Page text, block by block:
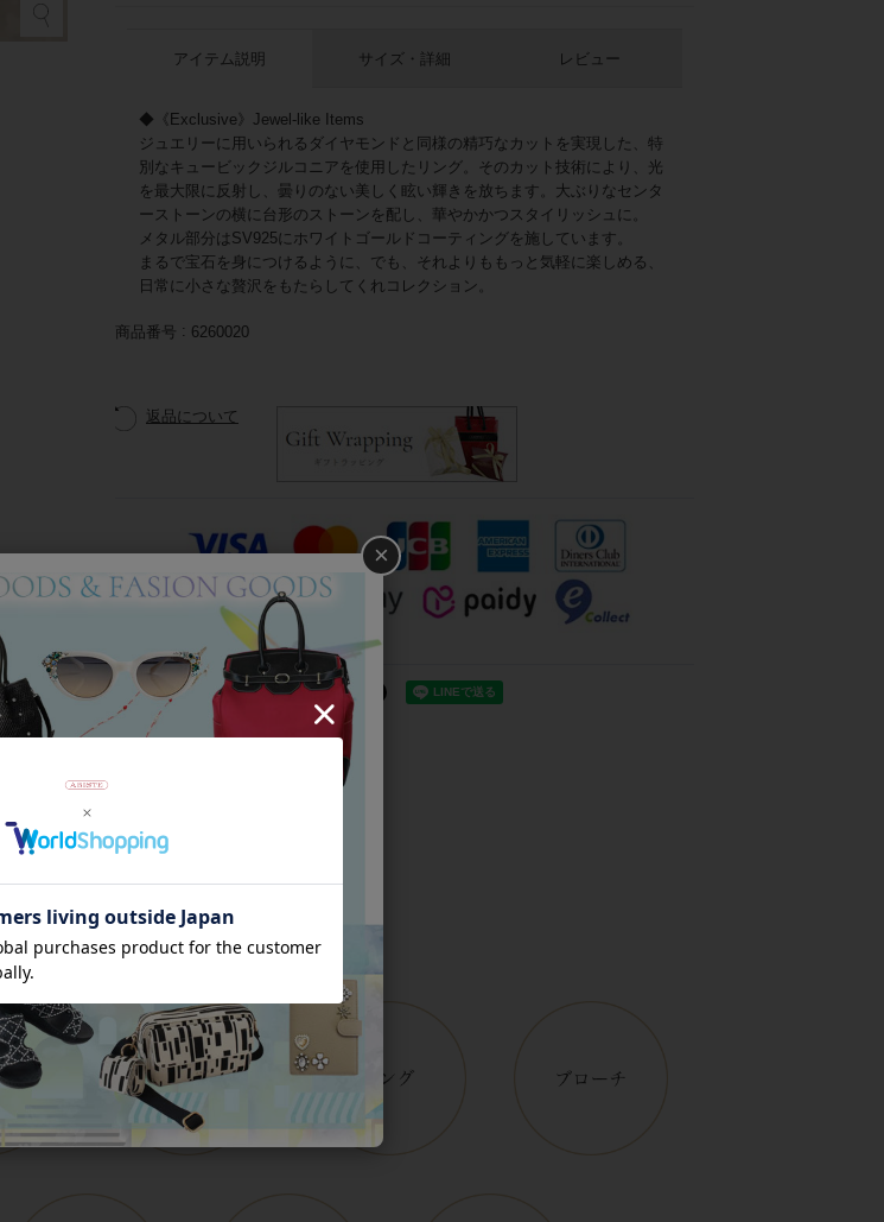
アイテム説明
◆《Exclusive》Jewel-like Items
ジュエリーに用いられるダイヤモンドと同様の精巧なカットを実現した、特
別なキュービックジルコニアを使用したリング。そのカット技術により、光
を最大限に反射し、曇りのない美しく眩い輝きを放ちます。大ぶりなセンタ
ーストーンの横に台形のストーンを配し、華やかかつスタイリッシュに。
メタル部分はSV925にホワイトゴールドコーティングを施しています。
まるで宝石を身につけるように、でも、それよりももっと気軽に楽しめる、
日常に小さな贅沢をもたらしてくれコレクション。
サイズ・詳細 レビュー
商品番号 6260020
返品について
Category
アイテムカテゴリー
×